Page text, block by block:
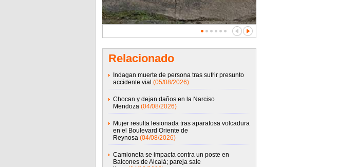
Relacionado
Indagan muerte de persona tras sufrir presunto
accidente vial (05/08/2026)
Chocan y dejan daños en la Narciso
Mendoza (04/08/2026)
Mujer resulta lesionada tras aparatosa volcadura
en el Boulevard Oriente de
Reynosa (04/08/2026)
Camioneta se impacta contra un poste en
Balcones de Alcalá; pareja sale